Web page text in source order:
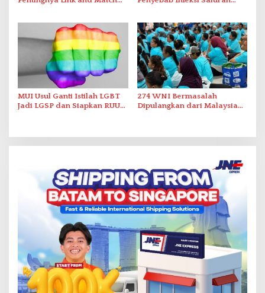
MUI Usul Ganti Istilah LGBT
Jadi LGSP dan Siapkan RUU
274 WNI Bermasalah
Dipulangkan dari Malaysia